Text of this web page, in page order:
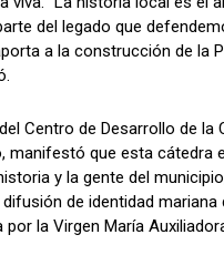
del legado que
a la construcción de la
Centro de Desarrollo de la
manifestó que esta cátedra
y la gente del
de identidad mariana
por la Virgen María